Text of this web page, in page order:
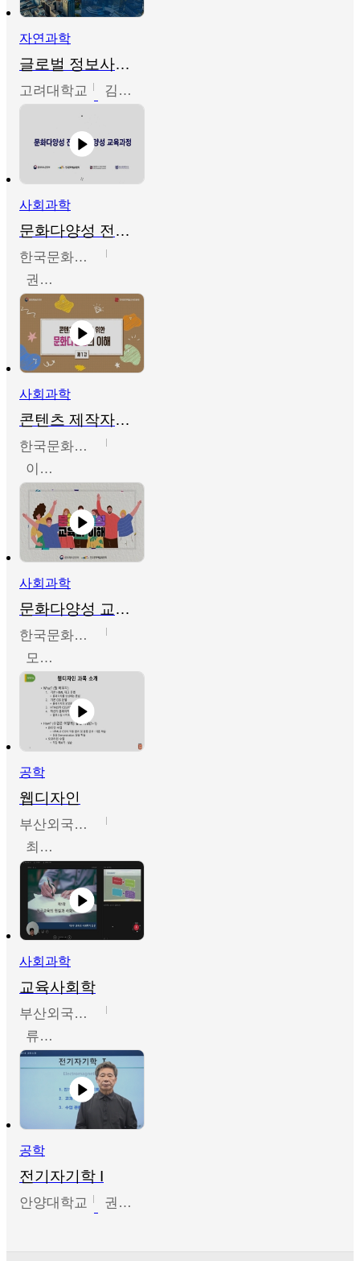
자연과학
글로벌 정보사회와 통계의 창의적 기능
고려대학교 김희영
사회과학
문화다양성 전문인력 양성 기본과정 - 문화다양성의 이해
한국문화예술교육진흥원
권숙인 외 8명
사회과학
콘텐츠 제작자를 위한 문화다양성의 이해
한국문화예술교육진흥원
이성민
사회과학
문화다양성 교육의 이해
한국문화예술교육진흥원
모경환,성상환,정문성
공학
웹디자인
부산외국어대학교
최진오
사회과학
교육사회학
부산외국어대학교
류영철
공학
전기자기학 I
안양대학교 권원현